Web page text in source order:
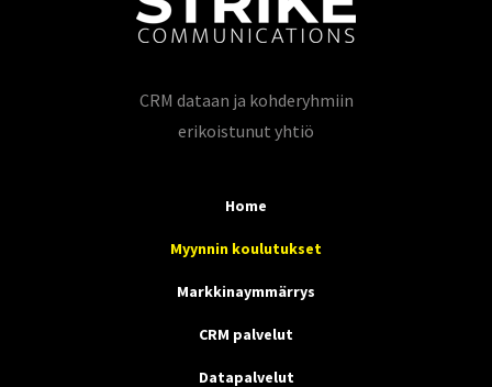
CRM dataan ja kohderyhmiin
erikoistunut yhtiö
Home
Myynnin koulutukset
Markkinaymmärrys
CRM palvelut
Datapalvelut